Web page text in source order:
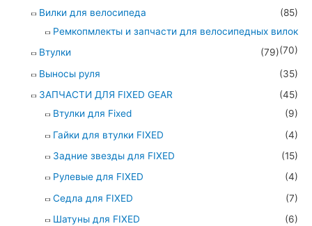
Вилки для велосипеда
(85)
Ремкопмлекты и запчасти для велосипедных вилок
(70)
Втулки
(79)
Выносы руля
(35)
ЗАПЧАСТИ ДЛЯ FIXED GEAR
(45)
Втулки для Fixed
(9)
Гайки для втулки FIXED
(4)
Задние звезды для FIXED
(15)
Рулевые для FIXED
(4)
Седла для FIXED
(7)
Шатуны для FIXED
(6)